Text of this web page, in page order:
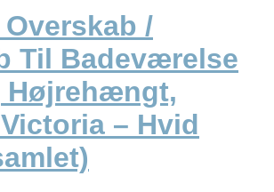
/
Til Badeværelse
Højrehængt,
– Hvid